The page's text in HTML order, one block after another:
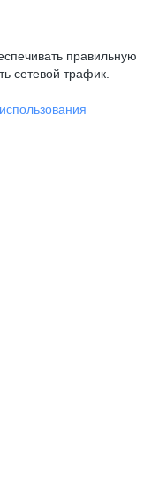
правильную
сетевой трафик.